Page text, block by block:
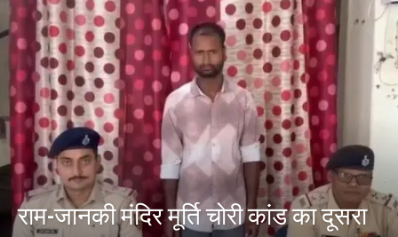
राम-जानकी मंदिर मूर्ति चोरी कांड का दूसरा